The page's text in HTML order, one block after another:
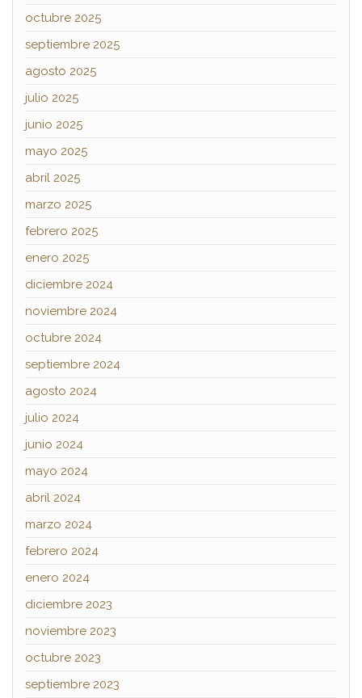
octubre 2025
septiembre 2025
agosto 2025
julio 2025
junio 2025
mayo 2025
abril 2025
marzo 2025
febrero 2025
enero 2025
diciembre 2024
noviembre 2024
octubre 2024
septiembre 2024
agosto 2024
julio 2024
junio 2024
mayo 2024
abril 2024
marzo 2024
febrero 2024
enero 2024
diciembre 2023
noviembre 2023
octubre 2023
septiembre 2023